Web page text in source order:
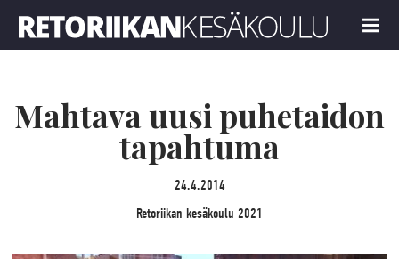
MENU
Mahtava uusi puhetaidon
tapahtuma
24.4.2014
Retoriikan kesäkoulu 2021